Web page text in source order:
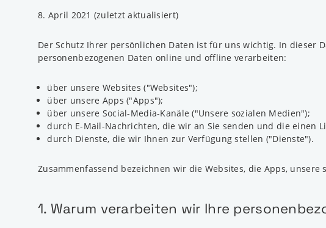
8. April 2021 (zuletzt aktualisiert)
Der Schutz Ihrer persönlichen Daten ist für uns wichtig. In dieser
personenbezogenen Daten online und offline verarbeiten:
über unsere Websites ("Websites");
über unsere Apps ("Apps");
über unsere Social-Media-Kanäle ("Unsere sozialen Medien");
durch E-Mail-Nachrichten, die wir an Sie senden und die einen
durch Dienste, die wir Ihnen zur Verfügung stellen ("Dienste").
Zusammenfassend bezeichnen wir die Websites, die Apps,
1. Warum verarbeiten wir Ihre